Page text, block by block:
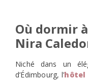
Où dormir
Nira
Niché dans un
d’Édimbourg, l’hôtel